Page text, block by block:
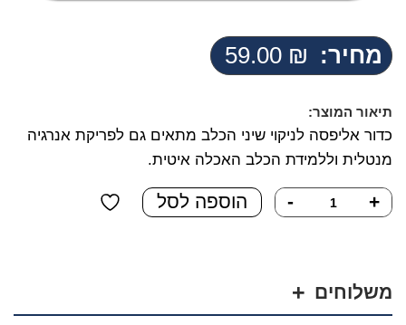
מחיר: 59.00 ₪
תיאור המוצר:
כדור אליפסה לניקוי שיני הכלב מתאים גם לפריקת אנרגיה
מנטלית וללמידת הכלב האכלה איטית.
+
כמות
של
לניקוי
שיניים
- הוספה לסל
משלוחים